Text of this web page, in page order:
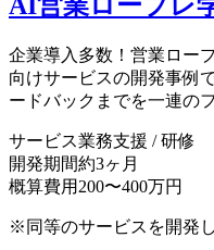
企業導入多数！営業ロー
向けサービスの開発事例
ードバックまでを一連の
サービス業務支援 / 研修
開発期間約3ヶ月
概算費用 200〜400万円
※同等のサービスを開発